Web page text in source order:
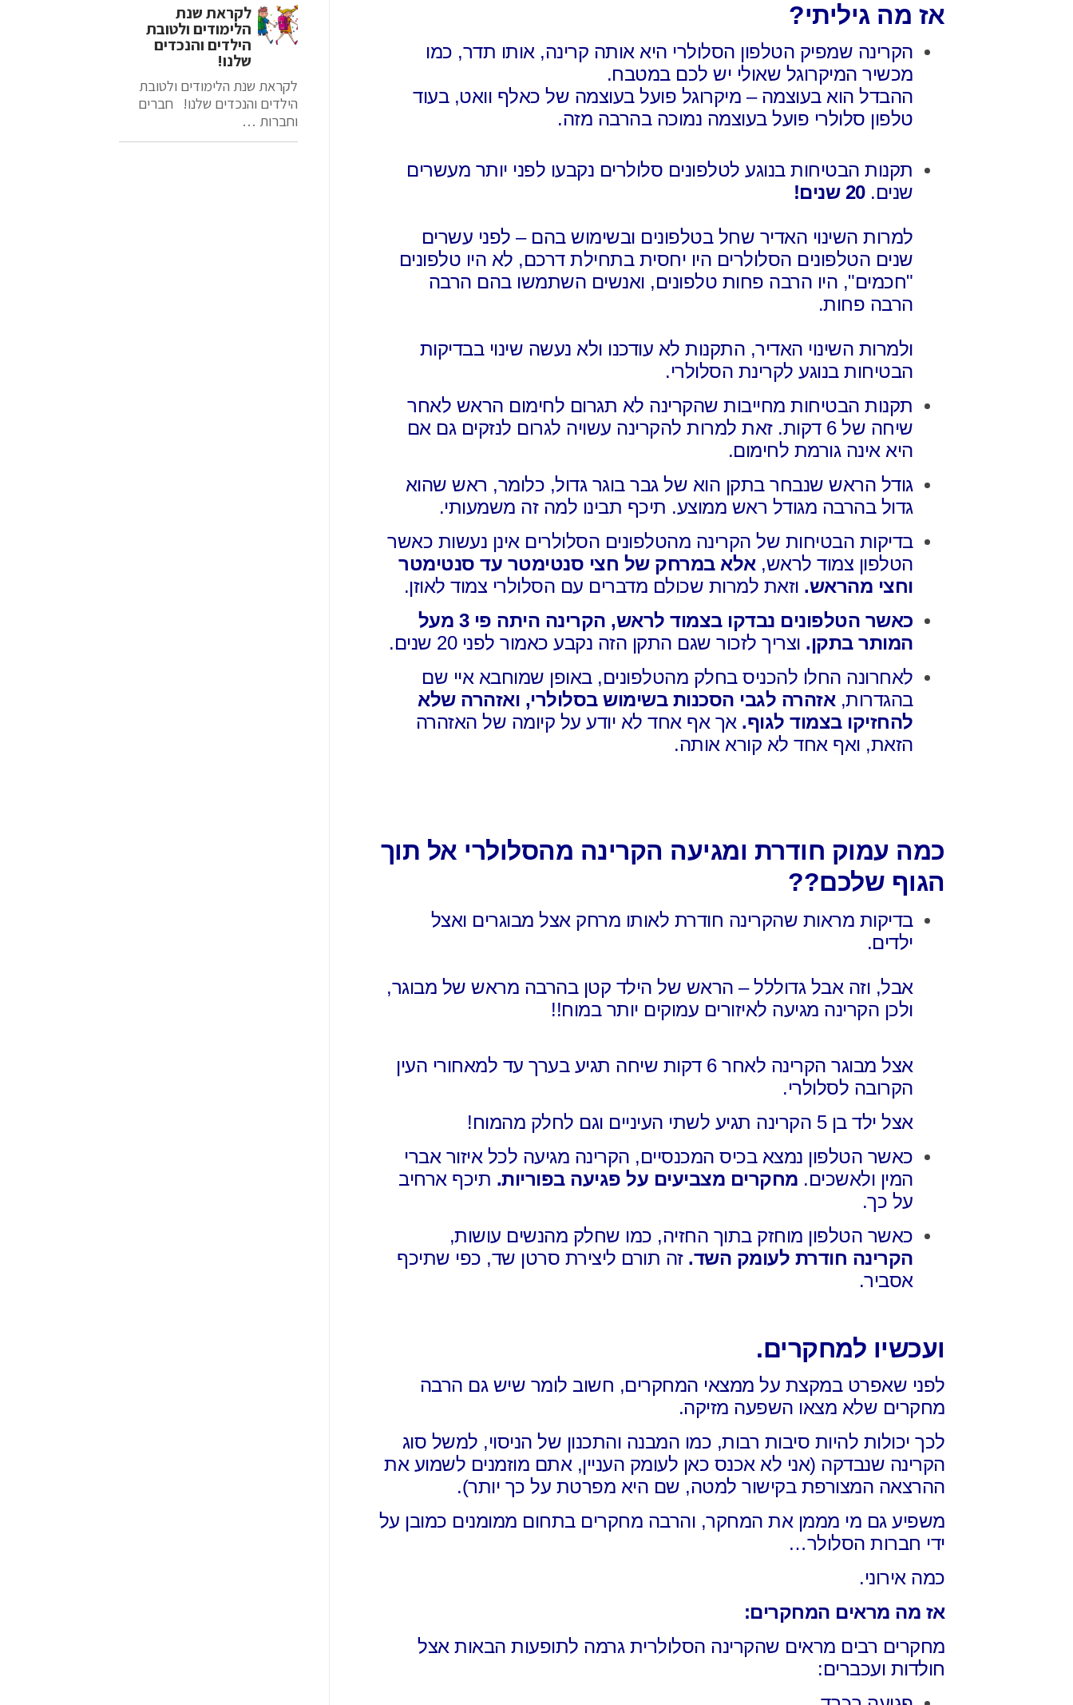
אז מה גיליתי?
הקרינה שמפיק הטלפון הסלולרי היא אותה קרינה, אותו תדר, כמו
מכשיר המיקרוגל שאולי יש לכם במטבח.
ההבדל הוא בעוצמה – מיקרוגל פועל בעוצמה של כאלף וואט,בעוד
טלפון סלולרי פועל בעוצמה נמוכה בהרבה מזה.
תקנות הבטיחות בנוגע לטלפונים סלולרים נקבעו לפני יותר מעשרים
שנים.20 שנים!
למרות השינוי האדיר שחל בטלפונים ובשימוש בהם – לפני עשרים
שנים הטלפונים הסלולרים היו יחסית בתחילת דרכם, לא היו טלפונים
"חכמים", היו הרבה פחות טלפונים, ואנשים השתמשו בהם הרבה
הרבה פחות.
ולמרות השינוי האדיר, התקנות לא עודכנו ולא נעשה שינוי בבדיקות
הבטיחותבנוגע לקרינת הסלולרי.
תקנות הבטיחות מחייבות שהקרינה לא תגרום לחימום הראש לאחר
שיחה של 6 דקות.
זאת למרות להקרינה עשויה לגרום לנזקיםגם אם
היא אינה גורמת לחימום.
גודל הראש שנבחר בתקן הוא של גבר בוגר גדול, כלומר, ראש שהוא
גדול בהרבה מגודל ראש ממוצע. תיכף תבינו למה זה משמעותי.
בדיקות הבטיחות של הקרינה מהטלפונים הסלולרים אינן נעשות כאשר
הטלפון צמוד לראש,אלא במרחק של חצי סנטימטר עד סנטימטר
וחצי מהראש. וזאת למרות שכולם מדברים עם הסלולרי צמוד לאוזן.
כאשר הטלפונים נבדקו בצמוד לראש,
הקרינה היתה פי 3 מעל
המותר בתקן. וצריך לזכור שגם התקן הזה נקבע כאמור לפני 20 שנים.
לאחרונה החלו להכניס בחלק מהטלפונים,באופן שמוחבא איי שם
בהגדרות,אזהרה לגבי הסכנות בשימוש בסלולרי, ואזהרה שלא
להחזיקו בצמוד לגוף. אך אף אחד לא יודע על קיומה של האזהרה
הזאת, ואף אחד לא קורא אותה.
כמה עמוק חודרת ומגיעה הקרינה מהסלולרי אל תוך
הגוף שלכם??
בדיקות מראות שהקרינה חודרת לאותו מרחק אצל מבוגרים ואצל
ילדים.
אבל, וזה אבל גדוללל – הראש של הילד קטן בהרבה מראש של מבוגר,
ולכן הקרינה מגיעה לאיזורים עמוקים יותר במוח!!
אצל מבוגר הקרינה לאחר 6 דקות שיחה
תגיע בערך עד למאחורי העין
הקרובה לסלולרי.
אצל ילד בן 5 הקרינה תגיע
לשתי העיניים וגם לחלק מהמוח!
כאשר הטלפון נמצא בכיס המכנסיים, הקרינה מגיעה לכל איזור אברי
המין ולאשכים. מחקרים מצביעים על פגיעה בפוריות. תיכף ארחיב
על כך.
כאשר הטלפון מוחזק בתוך החזיה, כמו שחלק מהנשים עושות,
הקרינה חודרת לעומק השד.זה תורם ליצירת סרטן שד, כפי שתיכף
אסביר.
ועכשיו למחקרים.
לפני שאפרט במקצת על ממצאי המחקרים, חשוב לומר שיש גם הרבה
מחקרים שלא מצאו השפעה מזיקה.
לכך יכולות להיות סיבות רבות, כמו המבנה והתכנון של הניסוי, למשל סוג
הקרינה שנבדקה (אני לא אכנס כאן לעומק העניין, אתם מוזמנים לשמוע את
ההרצאה המצורפת בקישור למטה, שם היא מפרטת על כך יותר).
משפיע גם מי מממן את המחקר, והרבה מחקרים בתחום ממומנים כמובן על
ידי חברות הסלולר…
כמה אירוני.
אז מה מראים המחקרים:
מחקרים רבים מראים שהקרינה הסלולריתגרמה לתופעות הבאות אצל
חולדות ועכברים:
לקראת שנת
הלימודים ולטובת
הילדים והנכדים
שלנו!
לקראת שנת הלימודים ולטובת
הילדים והנכדים שלנו! חברים
וחברות …